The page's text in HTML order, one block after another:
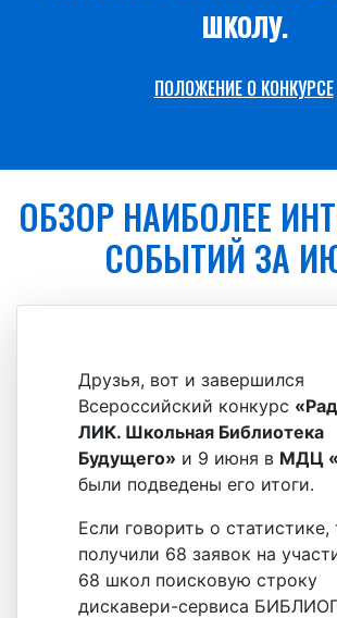
ШКОЛУ.
ПОЛОЖЕНИЕ О КОНКУРСЕ
ОБЗОР НАИБОЛЕЕ
СОБЫТИЙ ЗА
Друзья, вот и завершился
Всероссийский конкурс
ЛИК. Школьная Библиотека
Будущего» и 9 июня в МДЦ
были подведены его итоги.
Если говорить о
получили 68 заявок на
68 школ поисковую строку
дискавери-сервиса